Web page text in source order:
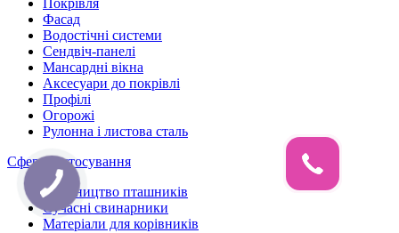
Покрівля
Фасад
Водостічні системи
Сендвіч-панелі
Мансардні вікна
Аксесуари до покрівлі
Профілі
Огорожі
Рулонна і листова сталь
Сфери застосування
Будівництво пташників
Сучасні свинарники
Матеріали для корівників